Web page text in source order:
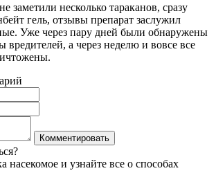
заметили несколько тараканов, сразу
гель, отзывы препарат заслужил
Уже через пару дней были обнаружены
вредителей, а через неделю и вовсе все
насекомое и узнайте все о способах